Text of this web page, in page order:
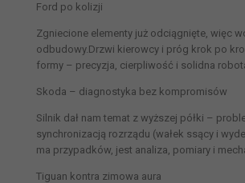
Ford po kolizji
Zgniecione elementy już odciągnięte, więc
odbudowy.Drzwi kierowcy i próg krok po
formy – precyzja, cierpliwość i solidna
Skoda – diagnostyka bez kompromisów
Silnik dał nam temat z wyższej półki –
synchronizacją rozrządu (wałek ssący i
ma przypadków, jest analiza, pomiary i
Tiguan kontra zimowa aura